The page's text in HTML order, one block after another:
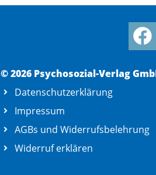
© 2026 Psychosozial-Verlag
Datenschutzerklärung
Impressum
AGBs und Widerrufsbelehrung
Widerruf erklären